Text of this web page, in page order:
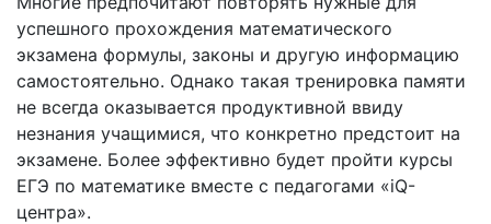
успешного прохождения математического
экзамена формулы, законы и другую информацию
самостоятельно. Однако такая тренировка памяти
не всегда оказывается продуктивной ввиду
незнания учащимися, что конкретно предстоит на
экзамене. Более эффективно будет пройти курсы
ЕГЭ по математике вместе с педагогами «iQ-
центра».